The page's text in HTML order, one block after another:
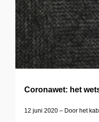
Coronawet: het
12 juni 2020 – Door het